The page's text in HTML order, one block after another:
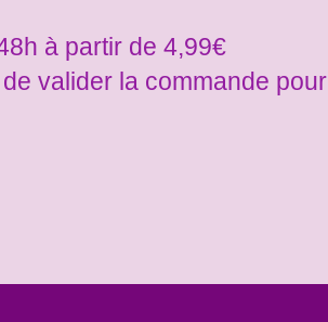
à partir de 4,99€
valider la commande pour